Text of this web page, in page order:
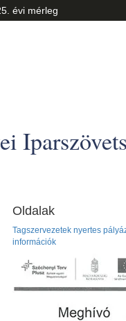
évi mérleg
Oldalak
Tagszervezetek nyertes
információk